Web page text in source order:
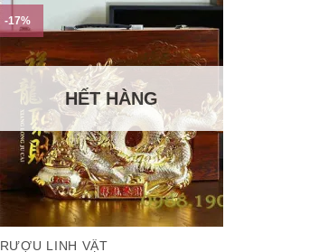
-17%
HẾT HÀNG
RƯỢU LINH VẬT